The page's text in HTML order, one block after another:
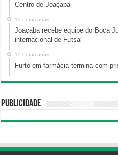
Centro de Joaçaba
15 horas atrás
Joaçaba recebe equipe do Boca
internacional de Futsal
15 horas atrás
Furto em farmácia termina com
Publicidade